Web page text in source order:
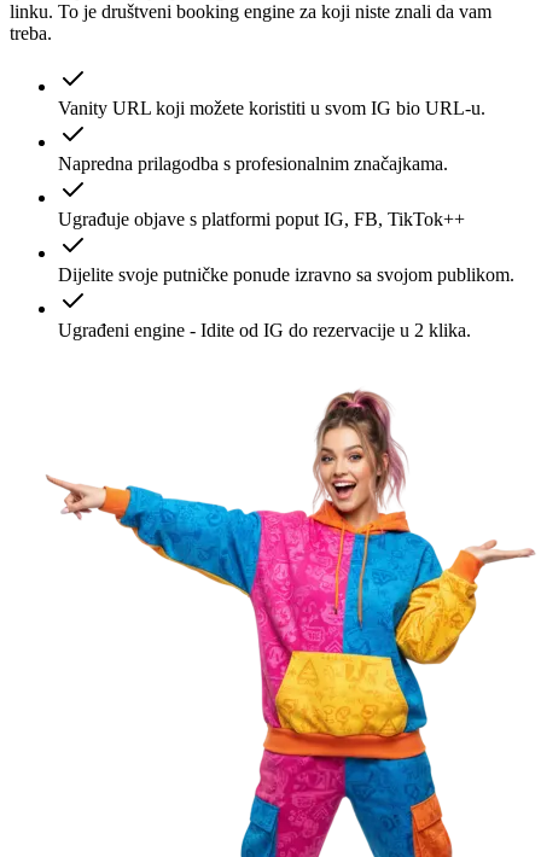
linku. To je društveni booking engine za koji niste znali da vam
treba.
Vanity URL koji možete koristiti u svom IG bio URL-u.
Napredna prilagodba s profesionalnim značajkama.
Ugrađuje objave s platformi poput IG, FB, TikTok++
Dijelite svoje putničke ponude izravno sa svojom publikom.
Ugrađeni engine - Idite od IG do rezervacije u 2 klika.